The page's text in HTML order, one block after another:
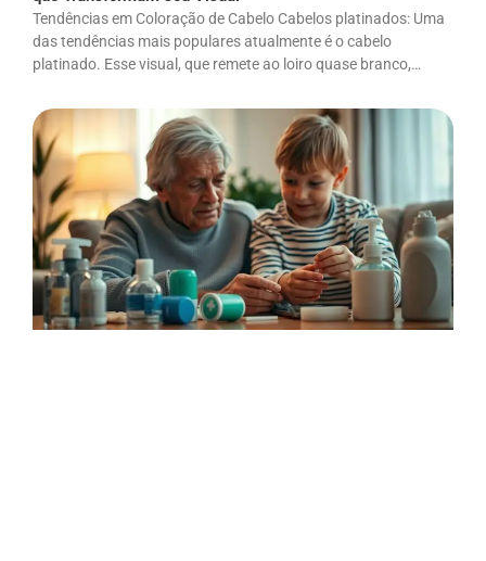
Tendências em Coloração de Cabelo Cabelos platinados: Uma
das tendências mais populares atualmente é o cabelo
platinado. Esse visual, que remete ao loiro quase branco,…